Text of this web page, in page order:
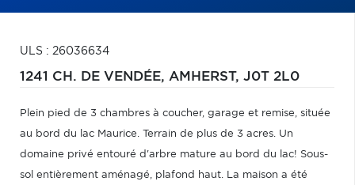
ULS : 26036634
1241 CH. DE VENDÉE, AMHERST, J0T 2L0
Plein pied de 3 chambres à coucher, garage et remise, située
au bord du lac Maurice. Terrain de plus de 3 acres. Un
domaine privé entouré d'arbre mature au bord du lac! Sous-
sol entièrement aménagé, plafond haut. La maison a été